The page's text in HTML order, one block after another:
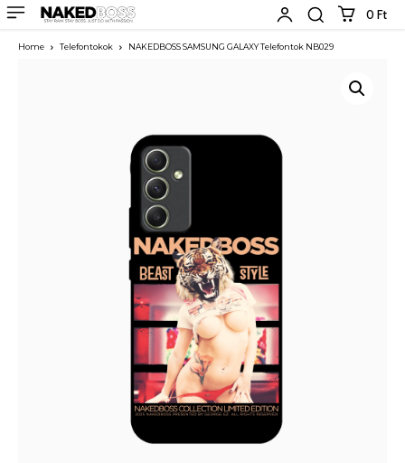
0 Ft
Home Telefontokok NAKEDBOSS SAMSUNG GALAXY Telefontok NB029